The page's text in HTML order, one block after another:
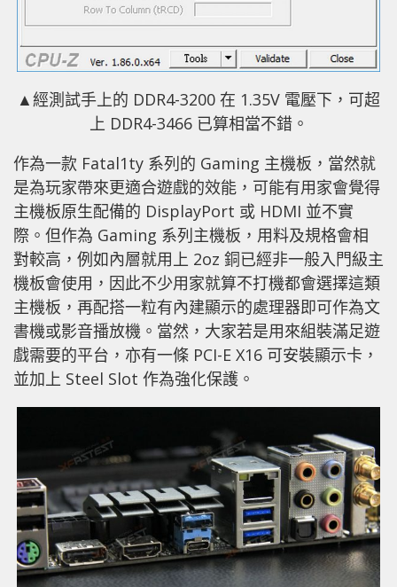
▲經測試手上的 DDR4-3200 在 1.35V 電壓下，可超
上 DDR4-3466 已算相當不錯。
作為一款 Fatal1ty 系列的 Gaming 主機板，當然就
是為玩家帶來更適合遊戲的效能，可能有用家會覺得
主機板原生配備的 DisplayPort 或 HDMI 並不實
際。但作為 Gaming 系列主機板，用料及規格會相
對較高，例如內層就用上 2oz 銅已經非一般入門級主
機板會使用，因此不少用家就算不打機都會選擇這類
主機板，再配搭一粒有內建顯示的處理器即可作為文
書機或影音播放機。當然，大家若是用來組裝滿足遊
戲需要的平台，亦有一條 PCI-E X16 可安裝顯示卡，
並加上 Steel Slot 作為強化保護。